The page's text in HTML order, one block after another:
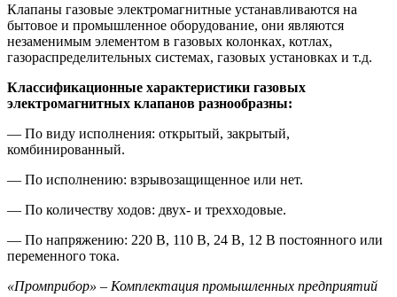
Клапаны газовые электромагнитные устанавливаются на
бытовое и промышленное оборудование, они являются
незаменимым элементом в газовых колонках, котлах,
газораспределительных системах, газовых установках и т.д.
Классификационные характеристики газовых
электромагнитных клапанов разнообразны:
— По виду исполнения: открытый, закрытый,
комбинированный.
— По исполнению: взрывозащищенное или нет.
— По количеству ходов: двух- и трехходовые.
— По напряжению: 220 В, 110 В, 24 В, 12 В постоянного или
переменного тока.
«Промприбор» – Комплектация промышленных предприятий